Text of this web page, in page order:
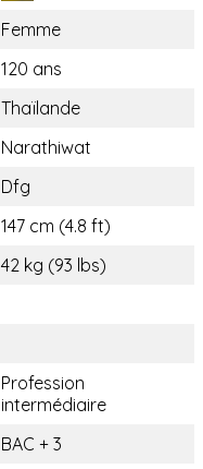
Femme
120 ans
Thaïlande
Narathiwat
Dfg
147 cm (4.8 ft)
42 kg (93 lbs)
Profession
intermédiaire
BAC + 3